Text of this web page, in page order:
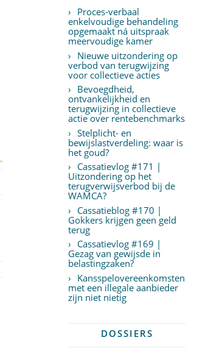
Proces-verbaal
enkelvoudige behandeling
opgemaakt ná uitspraak
meervoudige kamer
Nieuwe uitzondering op
verbod van terugwijzing
voor collectieve acties
Bevoegdheid,
ontvankelijkheid en
terugwijzing in collectieve
actie over rentebenchmarks
Stelplicht- en
bewijslastverdeling: waar is
het goud?
Cassatievlog #171 |
Uitzondering op het
terugverwijsverbod bij de
WAMCA?
Cassatieblog #170 |
Gokkers krijgen geen geld
terug
Cassatievlog #169 |
Gezag van gewijsde in
belastingzaken?
Kansspelovereenkomsten
met een illegale aanbieder
zijn niet nietig
DOSSIERS